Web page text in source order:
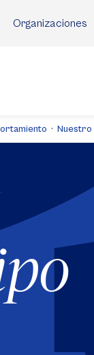
Organizaciones
Nuestro